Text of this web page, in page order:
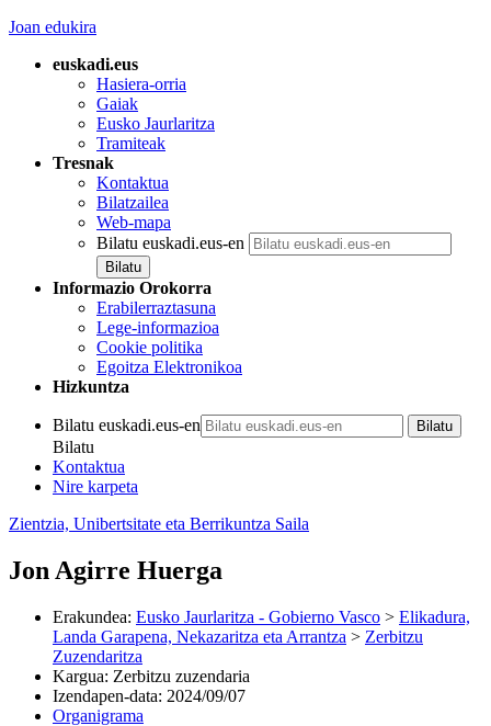
Joan edukira
euskadi.eus
Hasiera-orria
Gaiak
Eusko Jaurlaritza
Tramiteak
Tresnak
Kontaktua
Bilatzailea
Web-mapa
Bilatu euskadi.eus-en
Informazio Orokorra
Erabilerraztasuna
Lege-informazioa
Cookie politika
Egoitza Elektronikoa
Hizkuntza
Bilatu euskadi.eus-en
Bilatu
Kontaktua
Nire karpeta
Zientzia, Unibertsitate eta Berrikuntza Saila
Jon Agirre Huerga
Erakundea: Eusko Jaurlaritza - Gobierno Vasco > Elikadura,
Landa Garapena, Nekazaritza eta Arrantza > Zerbitzu
Zuzendaritza
Kargua: Zerbitzu zuzendaria
Izendapen-data: 2024/09/07
Organigrama